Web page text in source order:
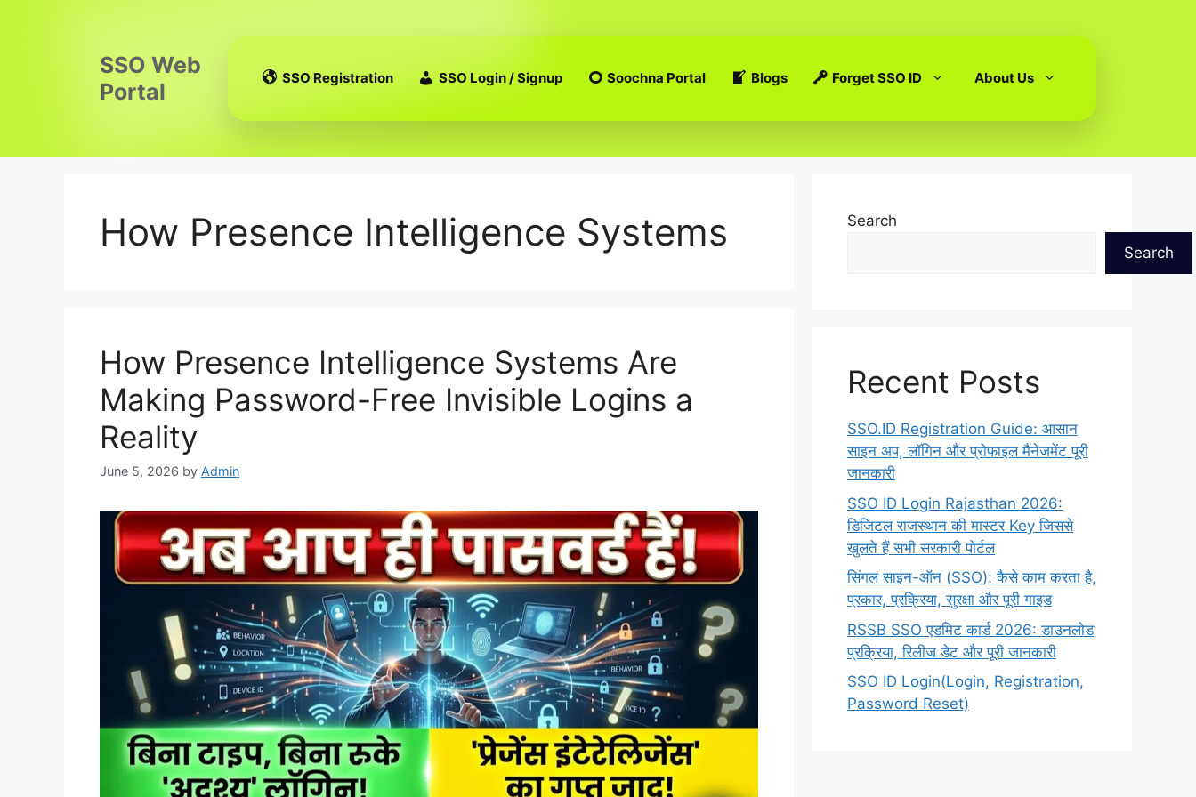
SSO Web
Portal
SSO Registration SSO Login / Signup Soochna Portal Blogs Forget SSO ID About Us
How Presence Intelligence Systems
How Presence Intelligence Systems Are
Making Password-Free Invisible Logins a
Reality
June 5, 2026 by Admin
Search
Search
Recent Posts
SSO.ID Registration Guide: आसान
साइन अप, लॉगिन और प्रोफाइल मैनेजमेंट पूरी
जानकारी
SSO ID Login Rajasthan 2026:
डिजिटल राजस्थान की मास्टर Key जिससे
खुलते हैं सभी सरकारी पोर्टल
सिंगल साइन-ऑन (SSO): कैसे काम करता है,
प्रकार, प्रक्रिया, सुरक्षा और पूरी गाइड
RSSB SSO एडमिट कार्ड 2026: डाउनलोड
प्रक्रिया, रिलीज डेट और पूरी जानकारी
SSO ID Login(Login, Registration,
Password Reset)